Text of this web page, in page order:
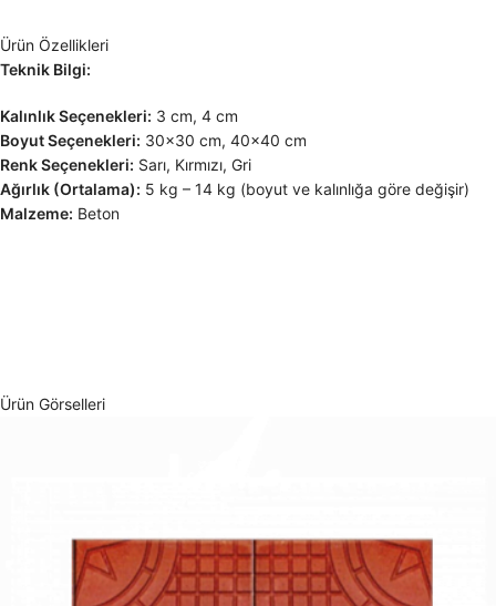
Ürün Özellikleri
Teknik Bilgi:
Kalınlık Seçenekleri: 3 cm, 4 cm
Boyut Seçenekleri: 30×30 cm, 40×40 cm
Renk Seçenekleri: Sarı, Kırmızı, Gri
Ağırlık (Ortalama): 5 kg – 14 kg (boyut ve kalınlığa göre değişir)
Malzeme: Beton
Ürün Görselleri